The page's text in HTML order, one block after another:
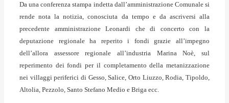
Da una conferenza stampa indetta dall’amministrazione Comunale si
rende nota la notizia, conosciuta da tempo e da ascriversi alla
precedente amministrazione Leonardi che di concerto con la
deputazione regionale ha reperito i fondi grazie all’impegno
dell’allora assessore regionale all’industria Marina Noè, sul
reperimento dei fondi per il completamento della metanizzazione
nei villaggi periferici di Gesso, Salice, Orto Liuzzo, Rodia, Tipoldo,
Altolia, Pezzolo, Santo Stefano Medio e Briga ecc.